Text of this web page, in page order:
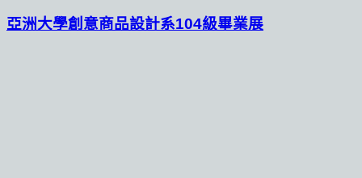
亞洲大學創意商品設計系104級畢業展